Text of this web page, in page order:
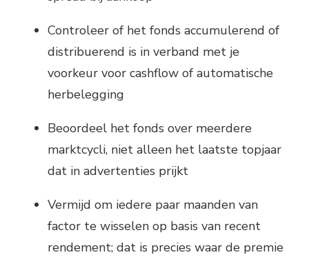
Controleer of het fonds accumulerend of
distribuerend is in verband met je
voorkeur voor cashflow of automatische
herbelegging
Beoordeel het fonds over meerdere
marktcycli, niet alleen het laatste topjaar
dat in advertenties prijkt
Vermijd om iedere paar maanden van
factor te wisselen op basis van recent
rendement; dat is precies waar de premie